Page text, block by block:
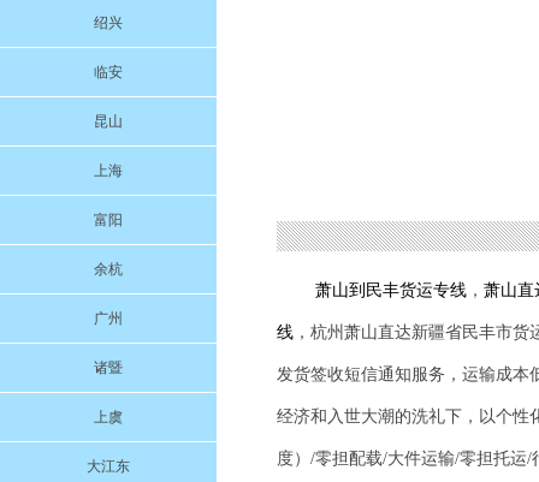
绍兴
临安
昆山
上海
富阳
余杭
广州
诸暨
上虞
大江东
萧山到 民丰货运专线 ， 萧山直
线 ，杭州萧山直达新疆省民丰市货
发货签收短信通知服务，运输成本
经济和入世大潮的洗礼下，以个性
度）/零担配载/大件运输/零担托运